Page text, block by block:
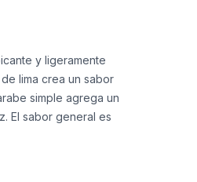
y ligeramente
lima crea un sabor
simple agrega un
El sabor general es